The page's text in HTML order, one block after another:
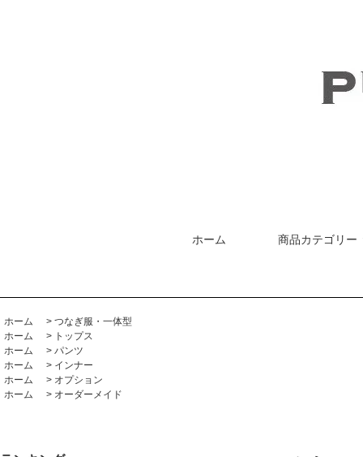
ホーム 商品カテゴリー
ホーム > つなぎ服・一体型
ホーム
> トップス
ホーム
> パンツ
ホーム
> インナー
ホーム
> オプション
ホーム
> オーダーメイド